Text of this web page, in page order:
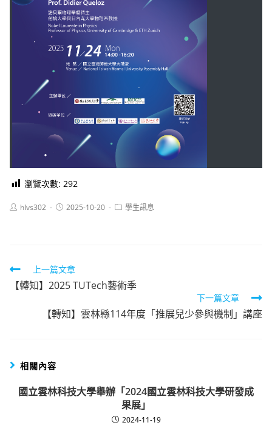
瀏覽次數: 292
Posthlvs302
Post2025-10-20
Post學生訊息
Read
more
articles
上一篇文章
【轉知】2025 TUTech藝術季
下一篇文章
【轉知】雲林縣114年度「推展兒少參與機制」講座
相關內容
國立雲林科技大學舉辦「2024國立雲林科技大學研發成
果展」
2024-11-19